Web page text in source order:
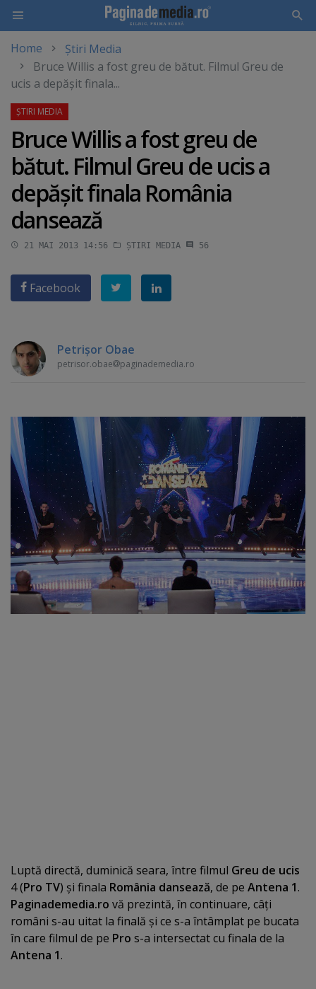
main
content
Home
Știri Media
Bruce Willis a fost greu de bătut. Filmul Greu de
ucis a depăşit finala...
Bruce Willis a fost greu de
bătut. Filmul Greu de ucis a
depăşit finala România
dansează
21 MAI 2013 14:56 ȘTIRI MEDIA 56
Facebook
Petrişor Obae
petrisor.obae paginademedia.ro
Luptă directă, duminică seara, între filmul Greu de ucis
4 (Pro TV) şi finala România dansează, de pe Antena 1.
Paginademedia.ro vă prezintă, în continuare, câţi
români s-au uitat la finală şi ce s-a întâmplat pe bucata
în care filmul de pe Pro s-a intersectat cu finala de la
Antena 1.